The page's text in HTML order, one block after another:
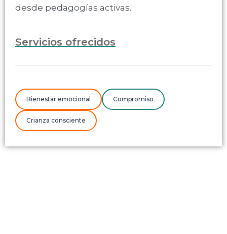
desde pedagogías activas.
Servicios ofrecidos
Bienestar emocional Compromiso
Crianza consciente